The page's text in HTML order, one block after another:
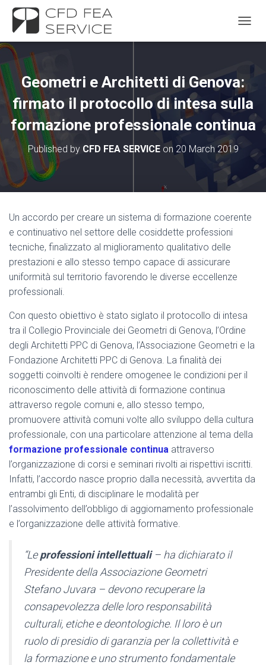
Geometri e Architetti di Genova:
firmato il protocollo di intesa sulla
formazione professionale continua
Published by CFD FEA SERVICEon 20 March 2019
Un accordo per creare un sistema di formazione coerente
e continuativo nel settore delle cosiddette professioni
tecniche, finalizzato al miglioramento qualitativo delle
prestazioni e allo stesso tempo capace di assicurare
uniformità sul territorio favorendo le diverse eccellenze
professionali.
Con questo obiettivo è stato siglato il protocollo di intesa
tra il Collegio Provinciale dei Geometri di Genova, l’Ordine
degli Architetti PPC di Genova, l’Associazione Geometri e la
Fondazione Architetti PPC di Genova. La finalità dei
soggetti coinvolti è rendere omogenee le condizioni per il
riconoscimento delle attività di formazione continua
attraverso regole comuni e, allo stesso tempo,
promuovere attività comuni volte allo sviluppo della cultura
professionale, con una particolare attenzione al tema della
formazione professionale continua attraverso
l’organizzazione di corsi e seminari rivolti ai rispettivi iscritti.
Infatti, l’accordo nasce proprio dalla necessità, avvertita da
entrambi gli Enti, di disciplinare le modalità per
l’assolvimento dell’obbligo di aggiornamento professionale
e l’organizzazione delle attività formative.
“Leprofessioni intellettuali– ha dichiarato il
Presidente della Associazione Geometri
Stefano Juvara – devono recuperare la
consapevolezza delle loro responsabilità
culturali, etiche e deontologiche. Il loro è un
ruolo di presidio di garanzia per la collettività e
la formazione e uno strumento fondamentale